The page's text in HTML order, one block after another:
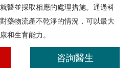
醫並採取相應的處理措施。通過科
藥物流產不乾淨的情況，可以最大
和生育能力。
咨詢醫生